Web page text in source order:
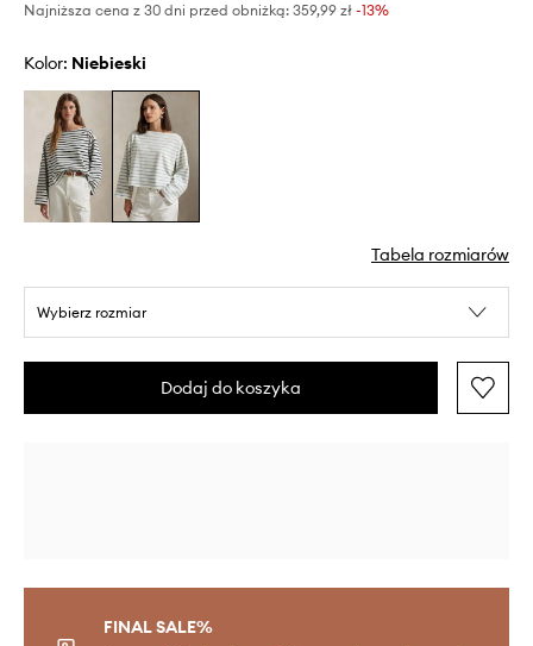
Najniższa cena z 30 dni przed obniżką: 359,99 zł -13%
Kolor: niebieski
Tabela rozmiarów
Wybierz rozmiar
Dodaj do koszyka
FINAL SALE%